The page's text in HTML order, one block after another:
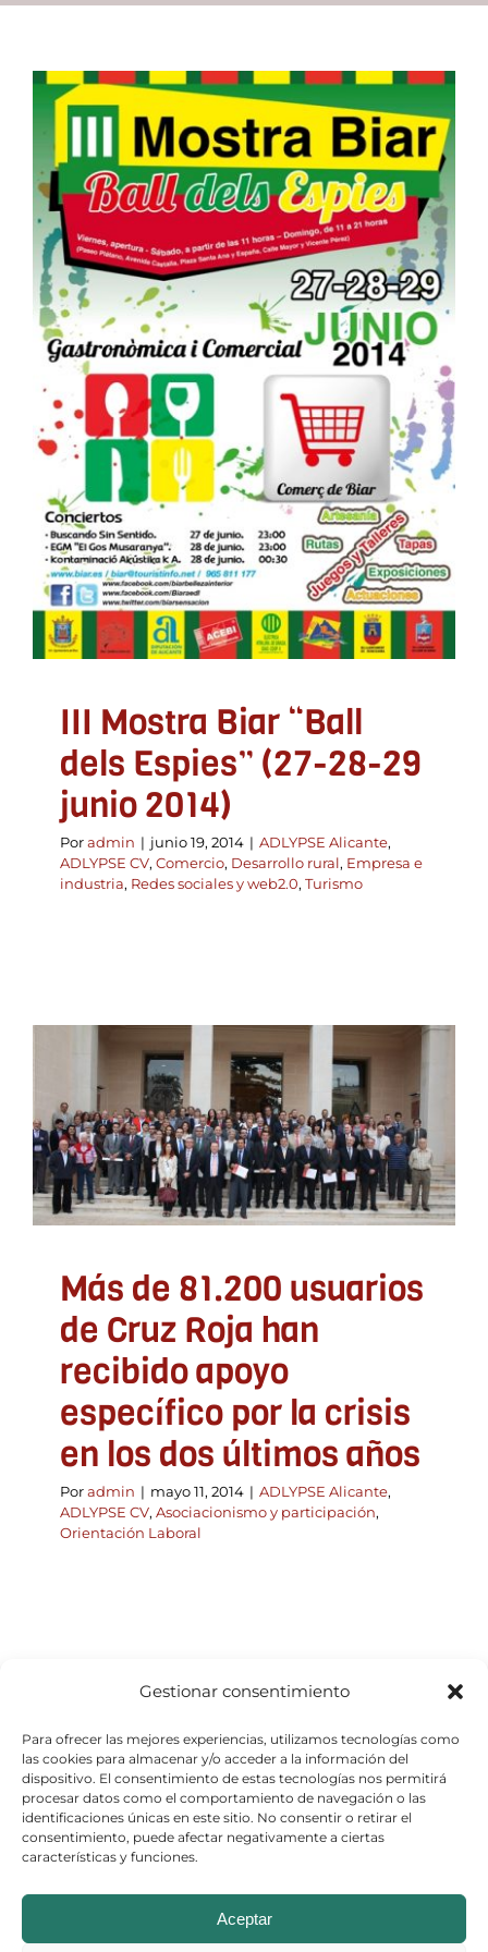
Gestionar consentimiento
Para ofrecer las mejores experiencias, utilizamos tecnologías como
las cookies para almacenar y/o acceder a la información del
dispositivo. El consentimiento de estas tecnologías nos permitirá
procesar datos como el comportamiento de navegación o las
identificaciones únicas en este sitio. No consentir o retirar el
consentimiento, puede afectar negativamente a ciertas
características y funciones.
Aceptar
Asóciate
III Mostra Biar “Ball dels
Espies” (27-28-29 junio
2014)
ADLYPSE Alicante ADLYPSE CV
Desarrollo rural
Empresa e industria Redes
sociales y web2.0
Turismo
III Mostra Biar “Ball
dels Espies” (27-28-29
junio 2014)
Poradmin | junio 19, 2014 | ADLYPSE Alicante,
ADLYPSE CV, Comercio, Desarrollo rural, Empresa e
industria, Redes sociales y web2.0, Turismo
Más de 81.200 usuarios
de Cruz Roja han recibido
apoyo específico por la
crisis en los dos últimos
años
ADLYPSE Alicante ADLYPSE CV Asociacionismo y
Más de 81.200 usuarios
de Cruz Roja han
recibido apoyo
específico por la crisis
en los dos últimos años
Poradmin | mayo 11, 2014 | ADLYPSE Alicante,
ADLYPSE CV, Asociacionismo y participación,
Orientación Laboral
© Copyright 2026
Política de Cookies